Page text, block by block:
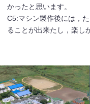
かったと思います。
C5:マシン製作後には，
ることが出来たし，楽し